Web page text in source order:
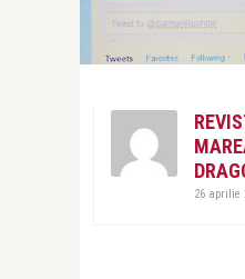
26 aprilie